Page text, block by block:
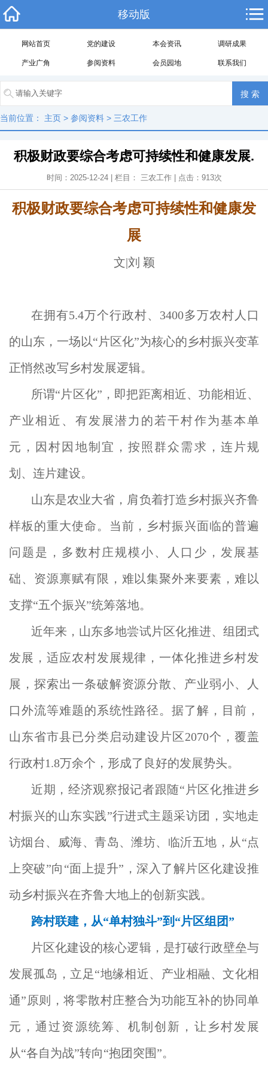
移动版
网站首页 党的建设 本会资讯 调研成果
产业广角 参阅资料 会员园地 联系我们
当前位置： 主页 > 参阅资料 > 三农工作
积极财政要综合考虑可持续性和健康发展.
时间：2025-12-24 | 栏目： 三农工作| 点击： 913次
积极财政要综合考虑可持续性和健康发
展
文|刘 颖
在拥有5.4万个行政村、3400多万农村人口
的山东，一场以“片区化”为核心的乡村振兴变革
正悄然改写乡村发展逻辑。
所谓“片区化”，即把距离相近、功能相近、
产业相近、有发展潜力的若干村作为基本单
元，因村因地制宜，按照群众需求，连片规
划、连片建设。
山东是农业大省，肩负着打造乡村振兴齐鲁
样板的重大使命。当前，乡村振兴面临的普遍
问题是，多数村庄规模小、人口少，发展基
础、资源禀赋有限，难以集聚外来要素，难以
支撑“五个振兴”统筹落地。
近年来，山东多地尝试片区化推进、组团式
发展，适应农村发展规律，一体化推进乡村发
展，探索出一条破解资源分散、产业弱小、人
口外流等难题的系统性路径。据了解，目前，
山东省市县已分类启动建设片区2070个，覆盖
行政村1.8万余个，形成了良好的发展势头。
近期，经济观察报记者跟随“片区化推进乡
村振兴的山东实践”行进式主题采访团，实地走
访烟台、威海、青岛、潍坊、临沂五地，从“点
上突破”向“面上提升”，深入了解片区化建设推
动乡村振兴在齐鲁大地上的创新实践。
跨村联建，从“单村独斗”到“片区组团”
片区化建设的核心逻辑，是打破行政壁垒与
发展孤岛，立足“地缘相近、产业相融、文化相
通”原则，将零散村庄整合为功能互补的协同单
元，通过资源统筹、机制创新，让乡村发展
从“各自为战”转向“抱团突围”。